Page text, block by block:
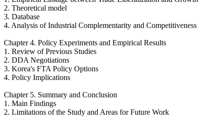
2. Theoretical model
3. Database
4. Analysis of Industrial Complementarity and Competitiveness
Chapter 4. Policy Experiments and Empirical Results
1. Review of Previous Studies
2. DDA Negotiations
3. Korea's FTA Policy Options
4. Policy Implications
Chapter 5. Summary and Conclusion
1. Main Findings
2. Limitations of the Study and Areas for Future Work